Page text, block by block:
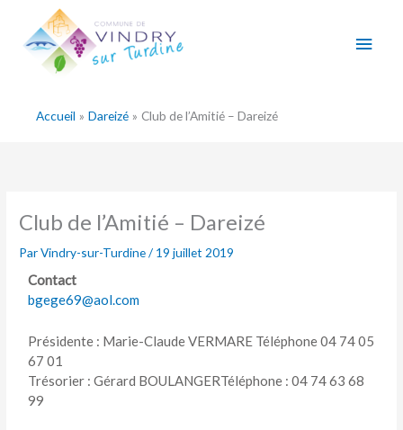
contenu
Accueil Dareizé Club de l’Amitié – Dareizé
Club de l’Amitié – Dareizé
ParVindry-sur-Turdine/ 19 juillet 2019
Contact
bgege69@aol.com
Présidente : Marie-Claude VERMARE Téléphone 04 74 05
67 01
Trésorier : Gérard BOULANGERTéléphone : 04 74 63 68
99